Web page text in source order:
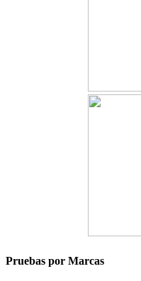
Pruebas por Marcas